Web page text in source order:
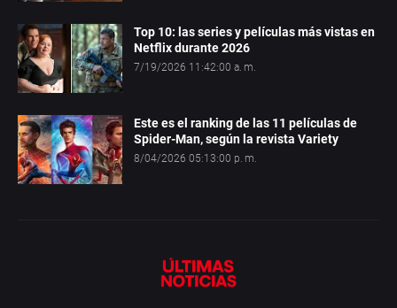
Top 10: las series y películas más vistas en
Netflix durante 2026
7/19/2026 11:42:00 a. m.
Este es el ranking de las 11 películas de
Spider-Man, según la revista Variety
8/04/2026 05:13:00 p. m.